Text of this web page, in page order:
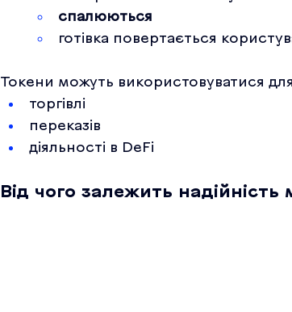
спалюються
готівка повертається
Токени можуть використовуватися
торгівлі
переказів
діяльності в DeFi
Від чого залежить надійність